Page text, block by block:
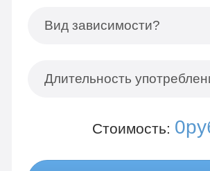
Вид зависимости?
Длительность
Стоимость: